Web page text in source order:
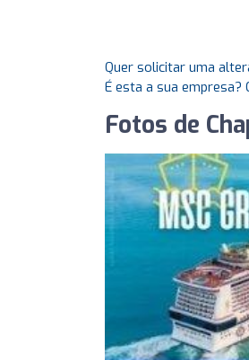
Quer solicitar uma
É esta a sua
Fotos de